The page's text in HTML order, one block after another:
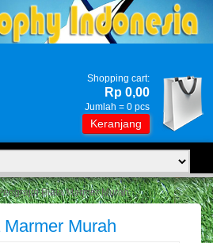
Shopping cart:
Rp 0,00
Jumlah = 0 pcs
Keranjang
Piala Marmer Murah
Murah